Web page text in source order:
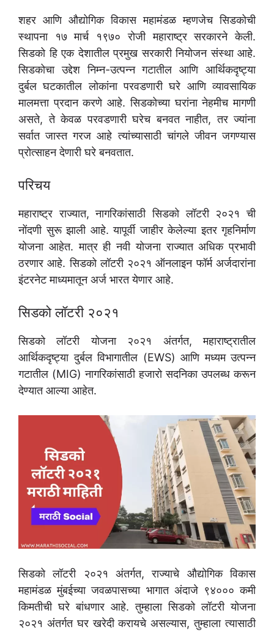
शहर आणि औद्योगिक विकास महामंडळ म्हणजेच सिडकोची
स्थापना १७ मार्च १९७० रोजी महाराष्ट्र सरकारने केली.
सिडको हि एक देशातील प्रमुख सरकारी नियोजन संस्था आहे.
सिडकोचा उद्देश निम्न-उत्पन्न गटातील आणि आर्थिकदृष्ट्या
दुर्बल घटकातील लोकांना परवडणारी घरे आणि व्यावसायिक
मालमत्ता प्रदान करणे आहे. सिडकोच्या घरांना नेहमीच मागणी
असते, ते केवळ परवडणारी घरेच बनवत नाहीत, तर ज्यांना
सर्वात जास्त गरज आहे त्यांच्यासाठी चांगले जीवन जगण्यास
प्रोत्साहन देणारी घरे बनवतात.
परिचय
महाराष्ट्र राज्यात, नागरिकांसाठी सिडको लॉटरी २०२१ ची
नोंदणी सुरू झाली आहे. यापूर्वी जाहीर केलेल्या इतर गृहनिर्माण
योजना आहेत. मात्र ही नवी योजना राज्यात अधिक प्रभावी
ठरणार आहे. सिडको लॉटरी २०२१ ऑनलाइन फॉर्म अर्जदारांना
इंटरनेट माध्यमातून अर्ज भारत येणार आहे.
सिडको लॉटरी २०२१
सिडको लॉटरी योजना २०२१ अंतर्गत, महाराष्ट्रातील
आर्थिकदृष्ट्या दुर्बल विभागातील (EWS) आणि मध्यम उत्पन्न
गटातील (MIG) नागरिकांसाठी हजारो सदनिका उपलब्ध करून
देण्यात आल्या आहेत.
सिडको लॉटरी २०२१ अंतर्गत, राज्याचे औद्योगिक विकास
महामंडळ मुंबईच्या जवळपासच्या भागात अंदाजे ९४००० कमी
किमतीची घरे बांधणार आहे. तुम्हाला सिडको लॉटरी योजना
२०२१ अंतर्गत घर खरेदी करायचे असल्यास, तुम्हाला त्यासाठी